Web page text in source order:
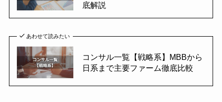
底解説
あわせて読みたい
コンサル一覧【戦略系】MBBから
日系まで主要ファーム徹底比較